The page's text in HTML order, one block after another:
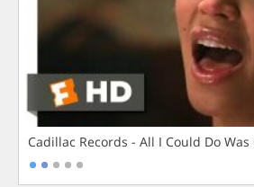
Cadillac Records - All I Could Do Was